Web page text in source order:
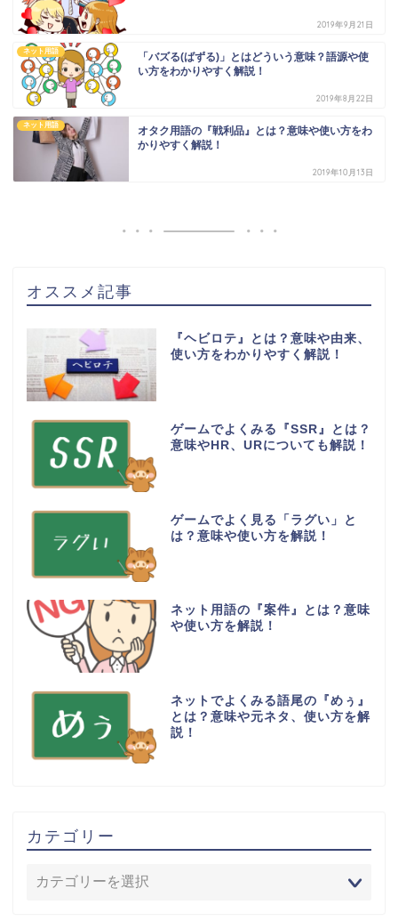
2019年9月21日
ネット用語
「バズる(ばずる)」とはどういう意味？語源や使
い方をわかりやすく解説！
2019年8月22日
ネット用語
オタク用語の『戦利品』とは？意味や使い方をわ
かりやすく解説！
2019年10月13日
オススメ記事
『ヘビロテ』とは？意味や由来、
使い方をわかりやすく解説！
ゲームでよくみる『SSR』とは？
意味やHR、URについても解説！
ゲームでよく見る「ラグい」と
は？意味や使い方を解説！
ネット用語の『案件』とは？意味
や使い方を解説！
ネットでよくみる語尾の『めぅ』
とは？意味や元ネタ、使い方を解
説！
カテゴリー